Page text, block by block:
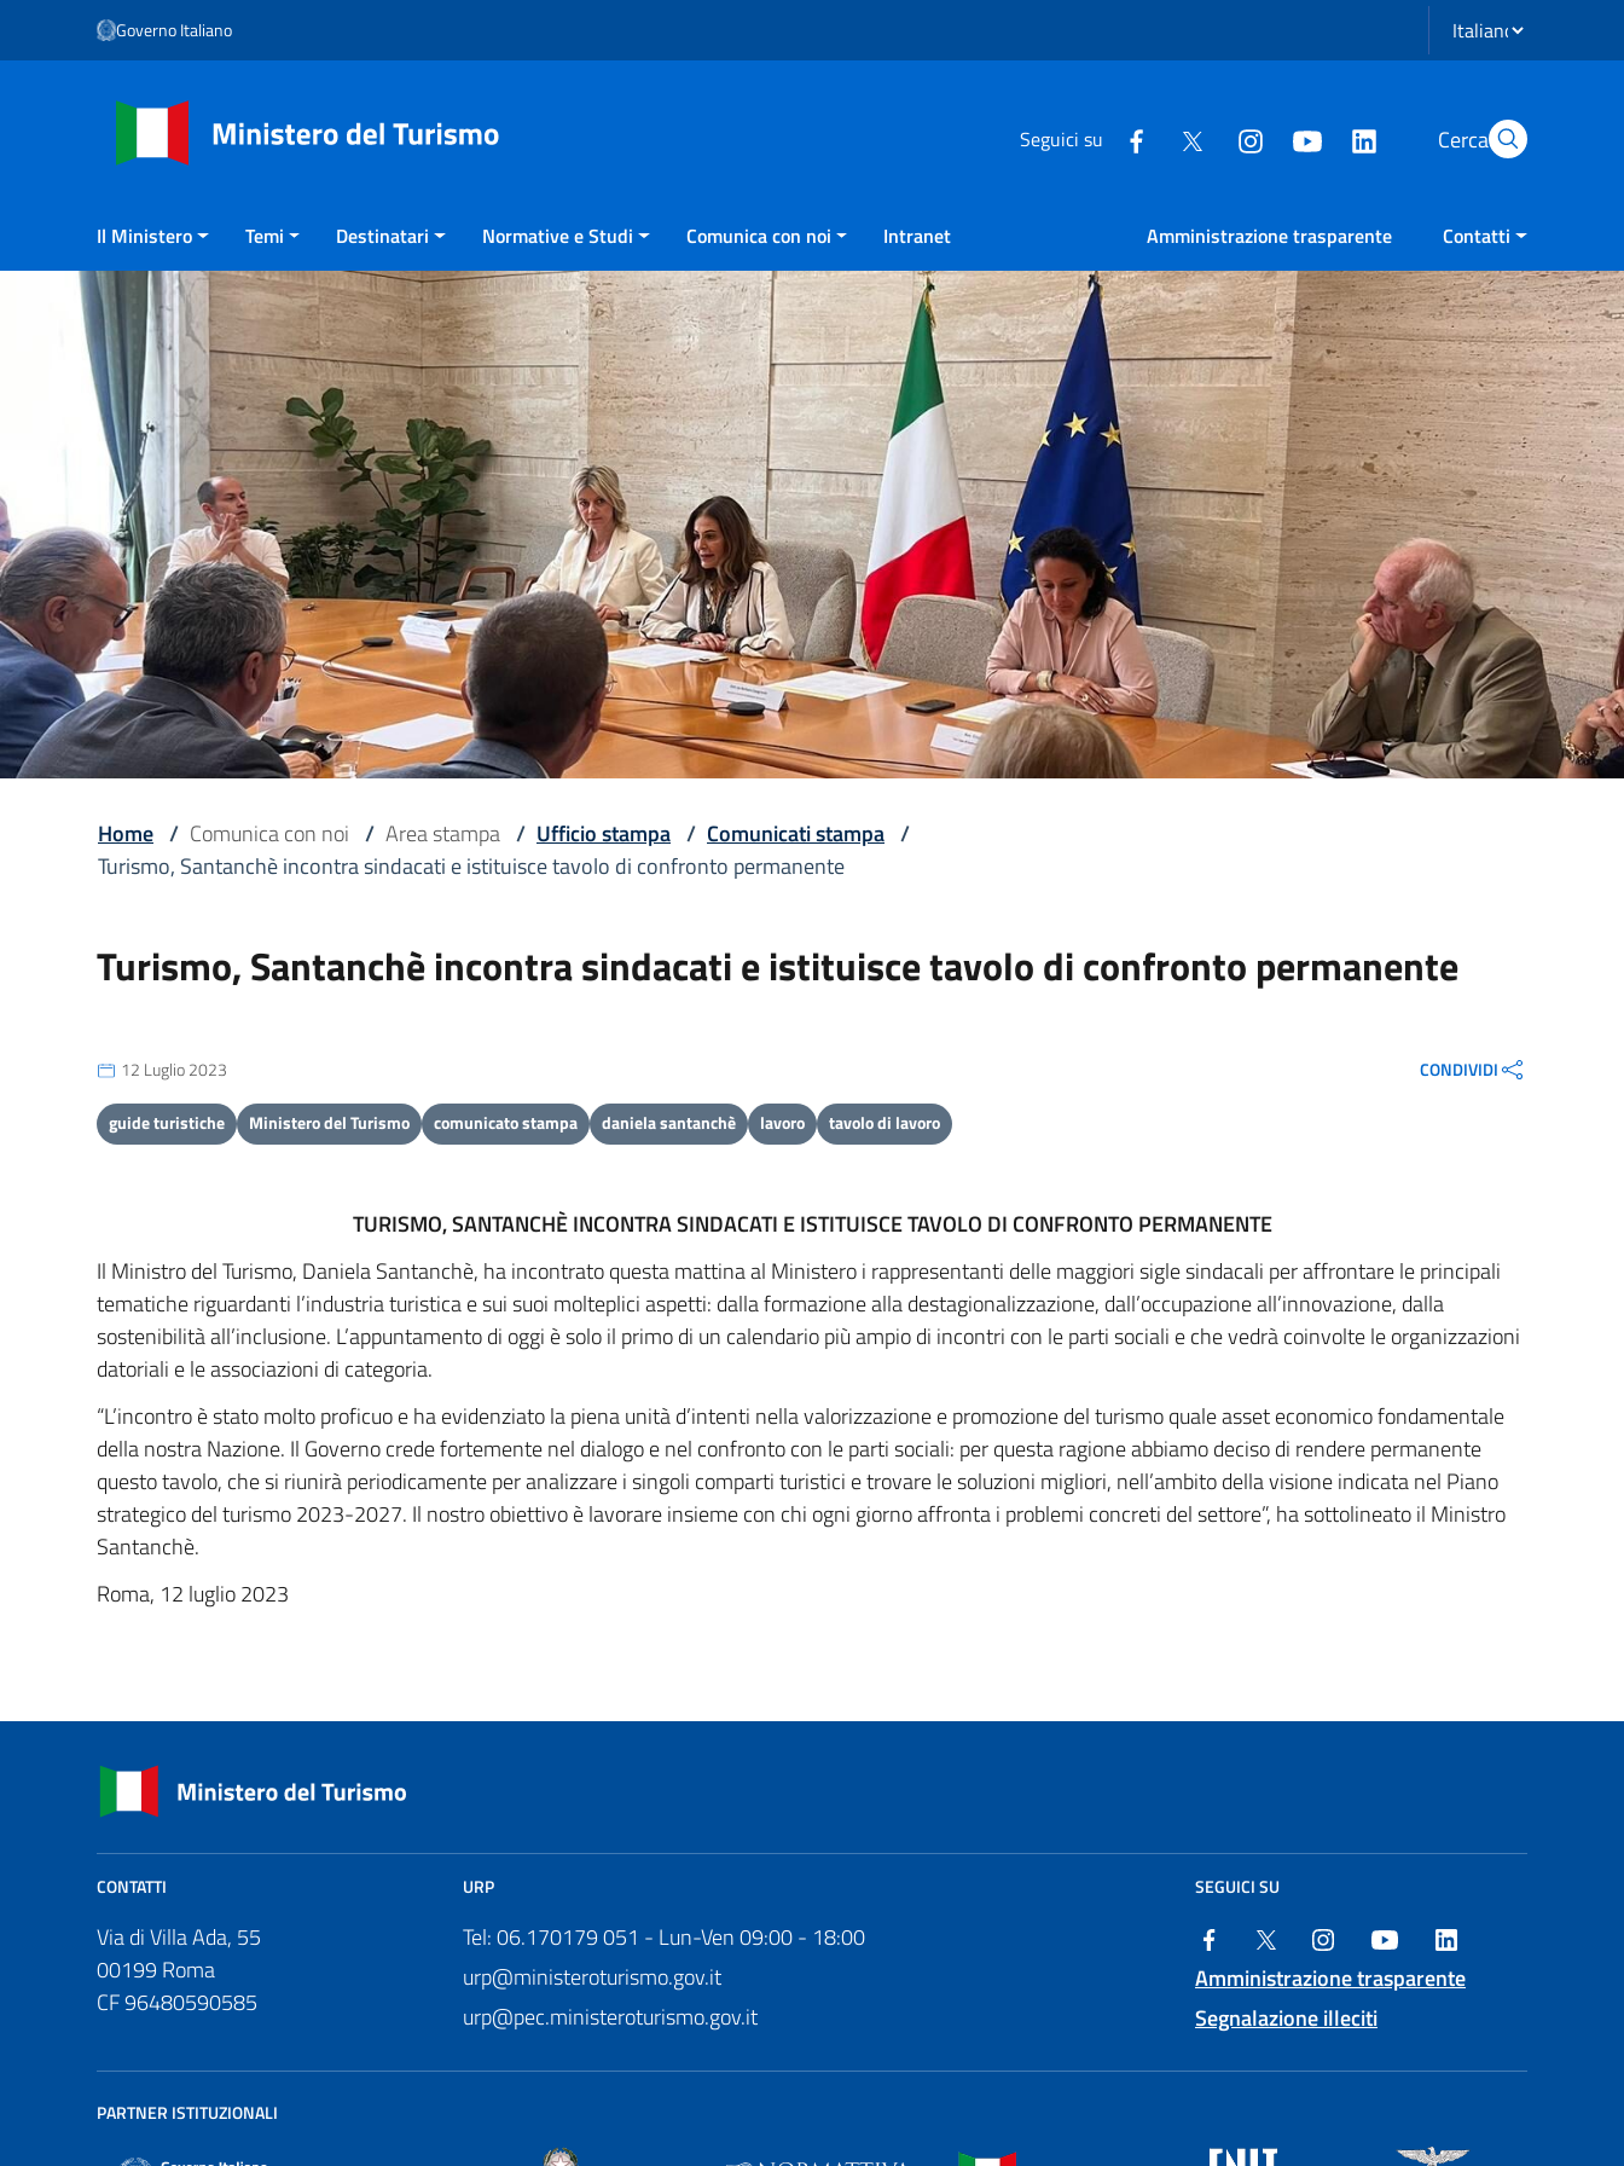
Vai ai contenuti
Vai al menu di navigazione
Governo Italiano Seleziona lingua
Seguici su Cerca
Il Ministero Temi Destinatari Normative e Studi Comunica con noi Intranet Amministrazione trasparente Contatti
Home / Comunica con noi / Area stampa / Ufficio stampa / Comunicati stampa /
Turismo, Santanchè incontra sindacati e istituisce tavolo di confronto permanente
Turismo, Santanchè incontra sindacati e istituisce tavolo di confronto permanente
12 Luglio 2023 CONDIVIDI
guide turistiche Ministero del Turismo comunicato stampa daniela santanchè lavoro tavolo di lavoro
TURISMO, SANTANCHÈ INCONTRA SINDACATI E ISTITUISCE TAVOLO DI CONFRONTO PERMANENTE
Il Ministro del Turismo, Daniela Santanchè, ha incontrato questa mattina al Ministero i rappresentanti delle maggiori sigle sindacali per affrontare le principali
tematiche riguardanti l’industria turistica e sui suoi molteplici aspetti: dalla formazione alla destagionalizzazione, dall’occupazione all’innovazione, dalla
sostenibilità all’inclusione. L’appuntamento di oggi è solo il primo di un calendario più ampio di incontri con le parti sociali e che vedrà coinvolte le organizzazioni
datoriali e le associazioni di categoria.
“L’incontro è stato molto proficuo e ha evidenziato la piena unità d’intenti nella valorizzazione e promozione del turismo quale asset economico fondamentale
della nostra Nazione. Il Governo crede fortemente nel dialogo e nel confronto con le parti sociali: per questa ragione abbiamo deciso di rendere permanente
questo tavolo, che si riunirà periodicamente per analizzare i singoli comparti turistici e trovare le soluzioni migliori, nell’ambito della visione indicata nel Piano
strategico del turismo 2023-2027. Il nostro obiettivo è lavorare insieme con chi ogni giorno affronta i problemi concreti del settore”, ha sottolineato il Ministro
Santanchè.
Roma, 12 luglio 2023
CONTATTI
Via di Villa Ada, 55
00199 Roma
CF 96480590585
URP
Tel: 06.170179 051 - Lun-Ven 09:00 - 18:00
urp@ministeroturismo.gov.it
urp@pec.ministeroturismo.gov.it
SEGUICI SU
Amministrazione trasparente
Segnalazione illeciti
PARTNER ISTITUZIONALI